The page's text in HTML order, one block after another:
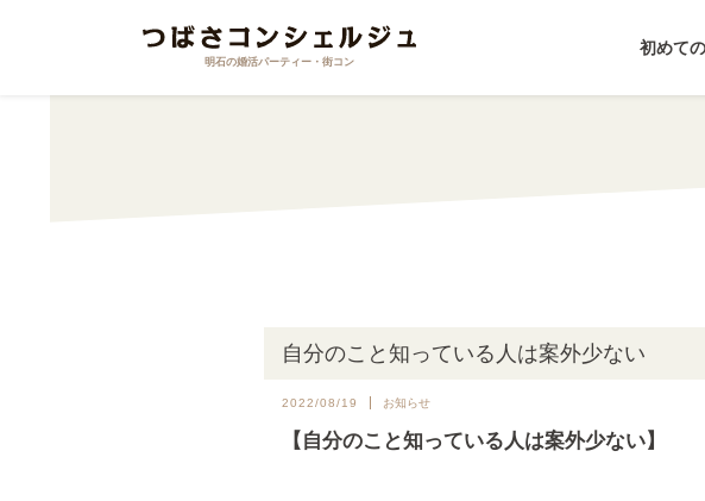
明石の婚活パーティー・街コン
初めて
自分のこと知っている人は案外少ない
2022/08/19 お知らせ
【自分のこと知っている人は案外少ない】